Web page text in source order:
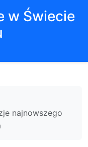
w Świecie
najnowszego